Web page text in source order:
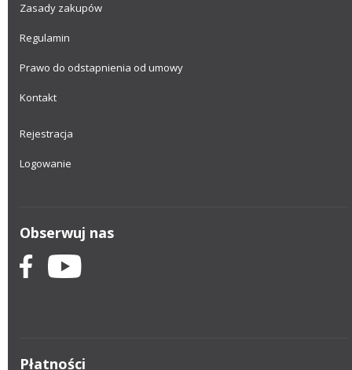
Zasady zakupów
Regulamin
Prawo do odstapnienia od umowy
Kontakt
Rejestracja
Logowanie
Obserwuj nas
Płatności